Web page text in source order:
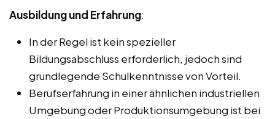
Ausbildung und Erfahrung:
In der Regel ist kein spezieller
Bildungsabschluss erforderlich, jedoch sind
grundlegende Schulkenntnisse von Vorteil.
Berufserfahrung in einer ähnlichen industriellen
Umgebung oder Produktionsumgebung ist bei